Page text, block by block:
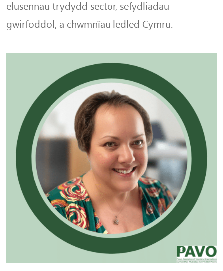
elusennau trydydd sector, sefydliadau
gwirfoddol, a chwmnïau ledled Cymru.